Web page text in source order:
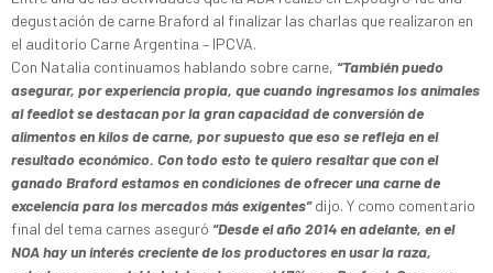
degustación de carne Braford al finalizar las charlas que realizaron en
el auditorio Carne Argentina – IPCVA.
Con Natalia continuamos hablando sobre carne, “También puedo
asegurar, por experiencia propia, que cuando ingresamos los animales
al feedlot se destacan por la gran capacidad de conversión de
alimentos en kilos de carne, por supuesto que eso se refleja en el
resultado económico. Con todo esto te quiero resaltar que con el
ganado Braford estamos en condiciones de ofrecer una carne de
excelencia para los mercados más exigentes”dijo. Y como comentario
final del tema carnes aseguró “Desde el año 2014 en adelante, en el
NOA hay un interés creciente de los productores en usar la raza,